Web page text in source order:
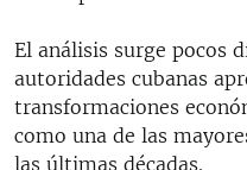
El análisis surge pocos
autoridades cubanas
transformaciones
como una de las
las últimas décadas.